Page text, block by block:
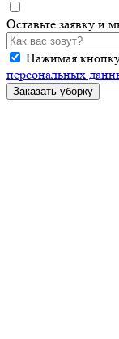
Оставьте заявку и
Нажимая
персональных
Заказать уборку